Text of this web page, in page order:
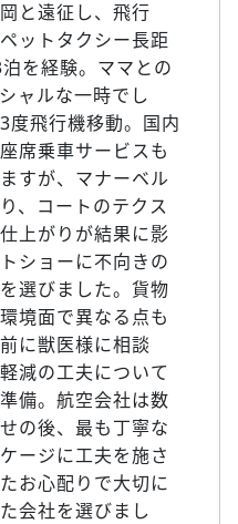
と遠征し、飛行
ットタクシー長距
を経験。ママとの
ャルな一時でし
度飛行機移動。国内
席乗車サービスも
すが、マナーベル
、コートのテクス
上がりが結果に影
ショーに不向きの
選びました。貨物
境面で異なる点も
に獣医様に相談
減の工夫について
備。航空会社は数
の後、最も丁寧な
ージに工夫を施さ
お心配りで大切に
会社を選びまし